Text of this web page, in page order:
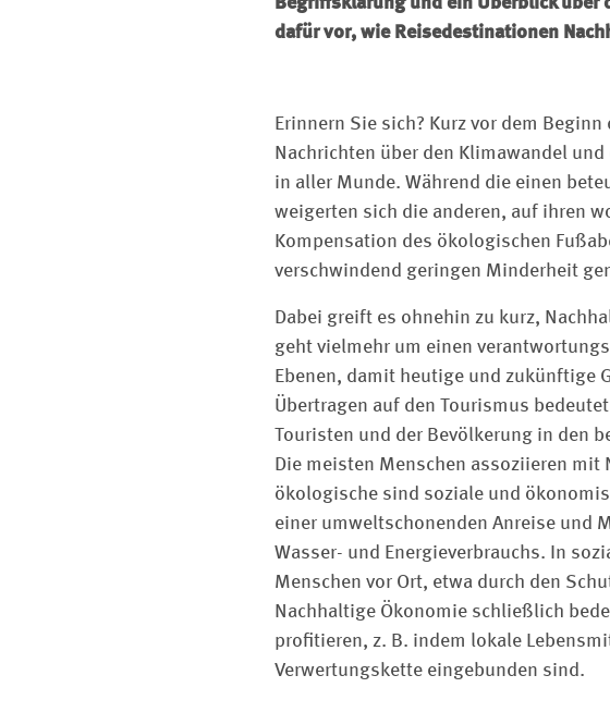
dafür vor, wie Reisedestinationen
Erinnern Sie sich? Kurz vor dem
Nachrichten über den Klimawandel
in aller Munde. Während die einen
weigerten sich die anderen, auf ihren
Kompensation des ökologischen
verschwindend geringen Minderheit
Dabei greift es ohnehin zu kurz,
geht vielmehr um einen
Ebenen, damit heutige und zukünftige
Übertragen auf den Tourismus
Touristen und der Bevölkerung in den
Die meisten Menschen assoziieren
ökologische sind soziale und
einer umweltschonenden Anreise und
Wasser- und Energieverbrauchs. In
Menschen vor Ort, etwa durch den
Nachhaltige Ökonomie schließlich
profitieren, z. B. indem lokale
Verwertungskette eingebunden sind.